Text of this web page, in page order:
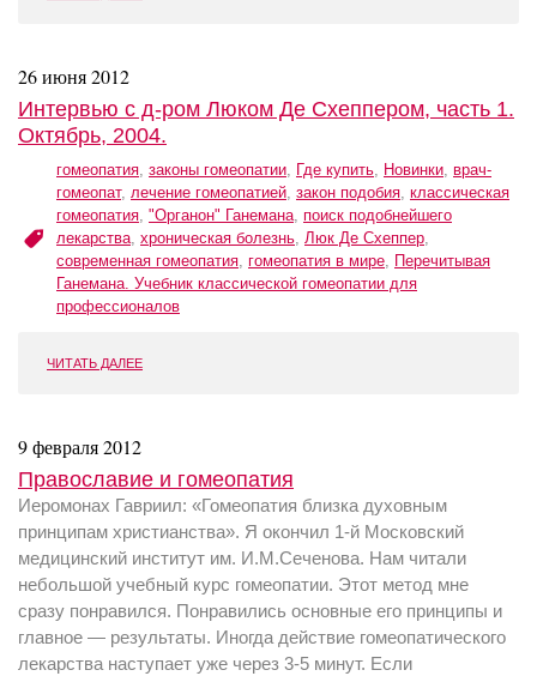
26 июня 2012
Интервью c д-ром Люком Де Схеппером, часть 1.
Октябрь, 2004.
гомеопатия, законы гомеопатии, Где купить, Новинки, врач-
гомеопат, лечение гомеопатией, закон подобия, классическая
гомеопатия, "Органон" Ганемана, поиск подобнейшего
лекарства, хроническая болезнь, Люк Де Схеппер,
современная гомеопатия, гомеопатия в мире, Перечитывая
Ганемана. Учебник классической гомеопатии для
профессионалов
ЧИТАТЬ ДАЛЕЕ
9 февраля 2012
Православие и гомеопатия
Иеромонах Гавриил: «Гомеопатия близка духовным
принципам христианства». Я окончил 1-й Московский
медицинский институт им. И.М.Сеченова. Нам читали
небольшой учебный курс гомеопатии. Этот метод мне
сразу понравился. Понравились основные его принципы и
главное — результаты. Иногда действие гомеопатического
лекарства наступает уже через 3-5 минут. Если